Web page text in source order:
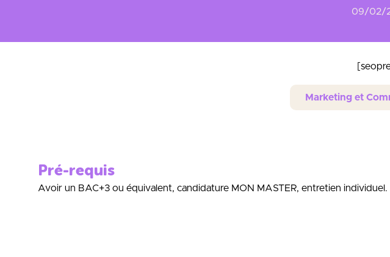
09/02/
Marketing et
Pré-requis
Avoir un BAC+3 ou équivalent, candidature MON MASTER, entretien individuel.